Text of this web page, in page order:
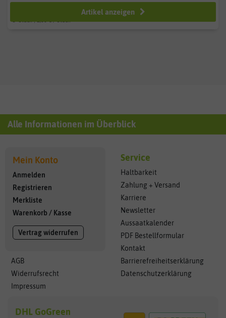
Artikel anzeigen
Alle Informationen im Überblick
Mein Konto
Anmelden
Registrieren
Merkliste
Warenkorb / Kasse
Vertrag widerrufen
AGB
Widerrufsrecht
Impressum
Service
Haltbarkeit
Zahlung + Versand
Karriere
Newsletter
Aussaatkalender
PDF Bestellformular
Kontakt
Barrierefreiheitserklärung
Datenschutzerklärung
DHL GoGreen